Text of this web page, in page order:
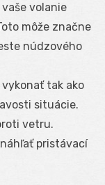
volanie
môže značne
núdzového
tak ako
situácie.
vetru.
pristávací